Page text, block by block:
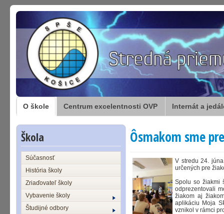
O škole Centrum excelentnosti OVP Internát a
Škola
Súčasnosť
História školy
Zriaďovateľ školy
Vybavenie školy
Študijné odbory
Ôsmakom sme
V stredu 24.
určených pre
Spolu so žiakmi
odprezentovali
žiakom aj
aplikáciu Moja
vznikol v rámci